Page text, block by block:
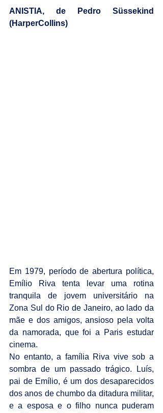
ANISTIA, de Pedro Süssekind
(‎HarperCollins)
Em 1979, período de abertura política,
Emílio Riva tenta levar uma rotina
tranquila de jovem universitário na
Zona Sul do Rio de Janeiro, ao lado da
mãe e dos amigos, ansioso pela volta
da namorada, que foi a Paris estudar
cinema.
No entanto, a família Riva vive sob a
sombra de um passado trágico. Luís,
pai de Emílio, é um dos desaparecidos
dos anos de chumbo da ditadura militar,
e a esposa e o filho nunca puderam